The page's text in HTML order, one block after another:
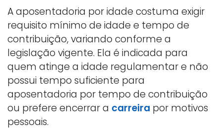
A aposentadoria por idade costuma exigir
requisito mínimo de idade e tempo de
contribuição, variando conforme a
legislação vigente. Ela é indicada para
quem atinge a idade regulamentar e não
possui tempo suficiente para
aposentadoria por tempo de contribuição
ou prefere encerrar a carreira por motivos
pessoais.